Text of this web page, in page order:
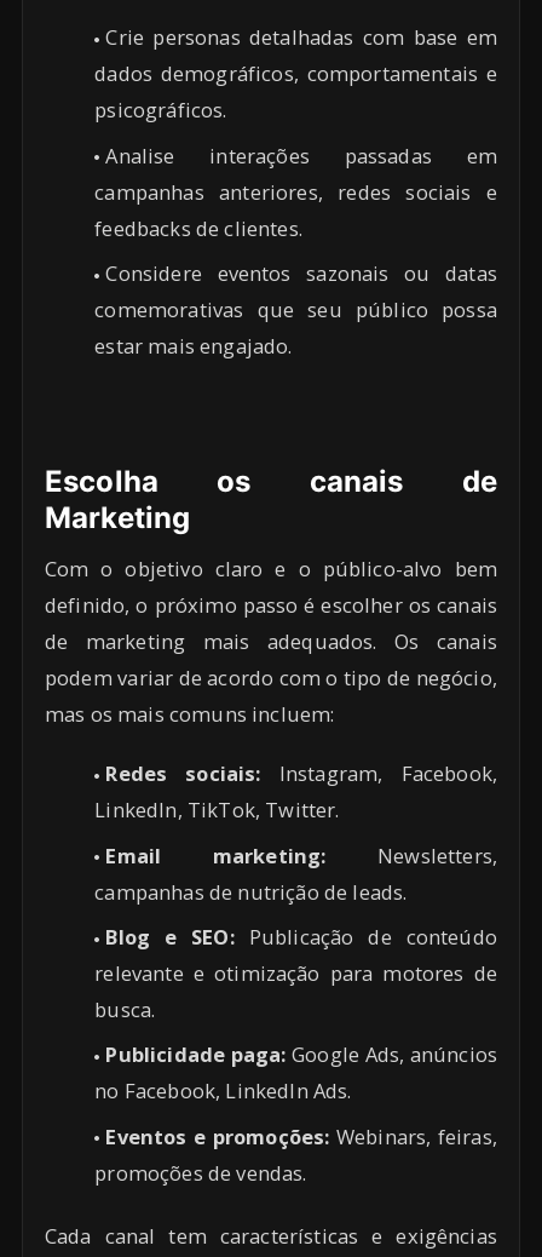
Crie personas detalhadas com base em
dados demográficos, comportamentais e
psicográficos.
Analise interações passadas em
campanhas anteriores, redes sociais e
feedbacks de clientes.
Considere eventos sazonais ou datas
comemorativas que seu público possa
estar mais engajado.
Escolha os canais de
Marketing
Com o objetivo claro e o público-alvo bem
definido, o próximo passo é escolher os canais
de marketing mais adequados. Os canais
podem variar de acordo com o tipo de negócio,
mas os mais comuns incluem:
Redes sociais: Instagram, Facebook,
LinkedIn, TikTok, Twitter.
Email marketing: Newsletters,
campanhas de nutrição de leads.
Blog e SEO:Publicação de conteúdo
relevante e otimização para motores de
busca.
Publicidade paga: Google Ads, anúncios
no Facebook, LinkedIn Ads.
Eventos e promoções: Webinars, feiras,
promoções de vendas.
Cada canal tem características e exigências